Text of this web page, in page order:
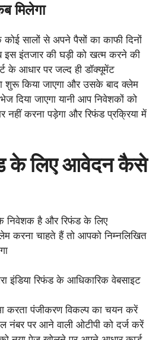
मिलेगा
कोई सालों से अपने पैसों का काफी दिनों
इंतजार की घड़ी को खत्म करने की
के आधार पर जल्द ही डॉक्यूमेंट
शुरू किया जाएगा और उसके बाद क्लेम
दिया जाएगा यानी आप निवेशकों को
करना पड़ेगा और रिफंड प्रक्रिया में
के लिए आवेदन कैसे
के निवेशक है और रिफंड के लिए
चाहते हैं तो आपको निम्नलिखित
इंडिया रिफंड के आधिकारिक वेबसाइट
करता पंजीकरण विकल्प का चयन करें
नंबर पर आने वाली ओटीपी को दर्ज करें